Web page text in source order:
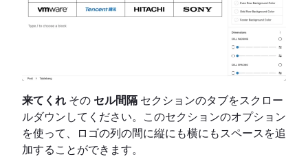
来てくれ その セル間隔 セクションのタブをスクロー
ルダウンしてください。このセクションのオプション
を使って、ロゴの列の間に縦にも横にもスペースを追
加することができます。